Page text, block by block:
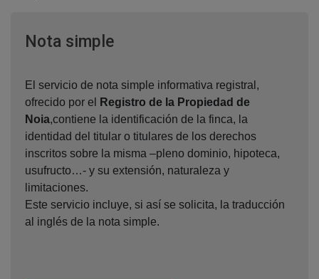
Nota simpleVentana nueva
El servicio de nota simple informativa registral,
ofrecido por el
Registro de la Propiedad de
Noia,contiene la identificación de la finca, la
identidad del titular o titulares de los derechos
inscritos sobre la misma –pleno dominio, hipoteca,
usufructo…- y su extensión, naturaleza y
limitaciones.
Este servicio incluye, si así se solicita, la traducción
al inglés de la nota simple.